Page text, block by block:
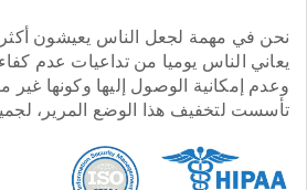
نحن في مهمة لجعل الناس يعيشون
يعاني الناس يوميا من تداعيات عدم
وعدم إمكانية الوصول إليها وكونها
تأسست لتخفيف هذا الوضع المرير،